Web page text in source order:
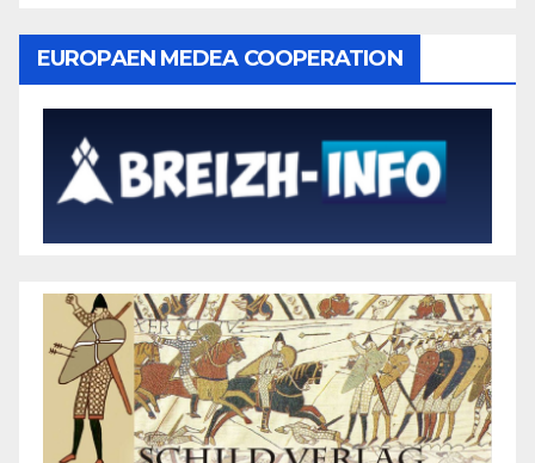
EUROPAEN MEDEA COOPERATION